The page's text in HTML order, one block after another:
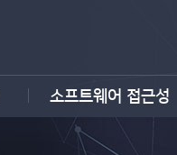
소프트웨어 접근성